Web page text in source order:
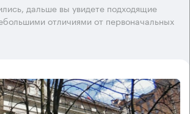
дальше вы увидете подходящие
отличиями от первоначальных